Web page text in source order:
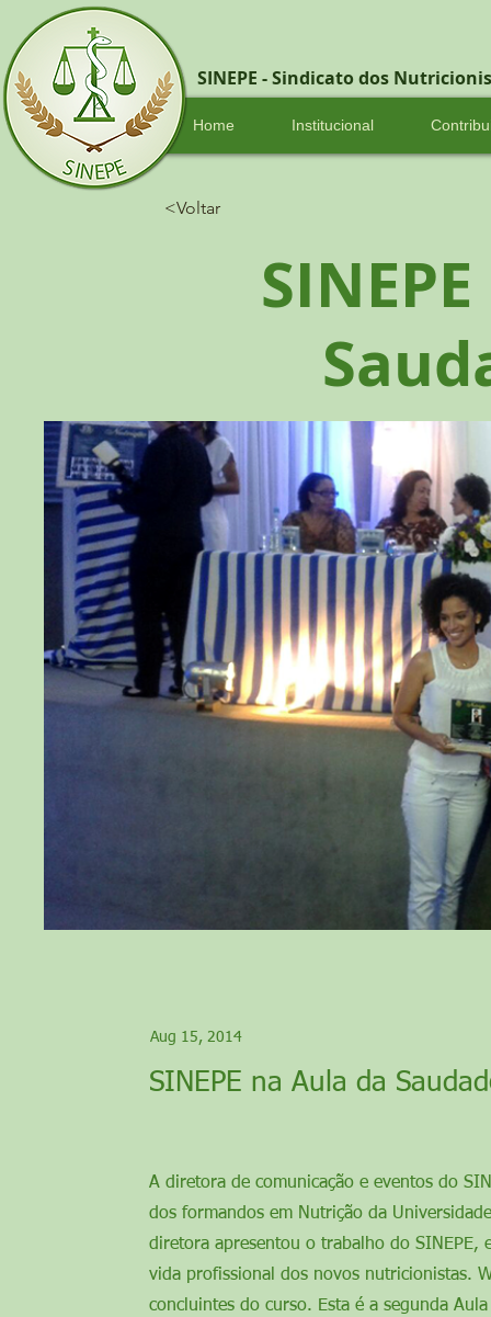
SINEPE - Sindicato dos
Home Institucional
<Voltar
Aug 15, 2014
SINEPE na Aula da
A diretora de comunicação e eventos do
dos formandos em Nutrição da
diretora apresentou o trabalho do SINEPE,
vida profissional dos novos nutricionistas.
concluintes do curso. Esta é a segunda